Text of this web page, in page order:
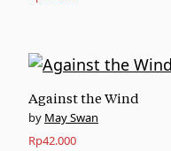
Against the Wind
May Swan
Rp42.000